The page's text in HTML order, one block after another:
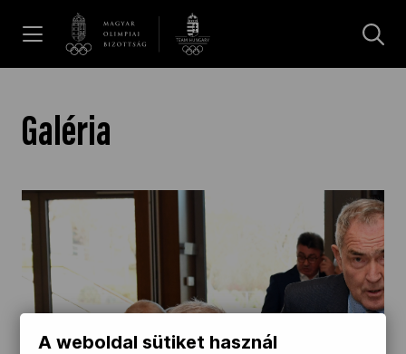
Dakar 2026
Los Angeles 2028
Galéria
A weboldal sütiket használ